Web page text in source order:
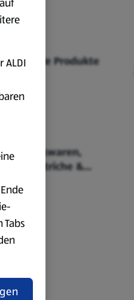
Fairtrade Produkte
Backwaren,
Aufstriche &
ALDI